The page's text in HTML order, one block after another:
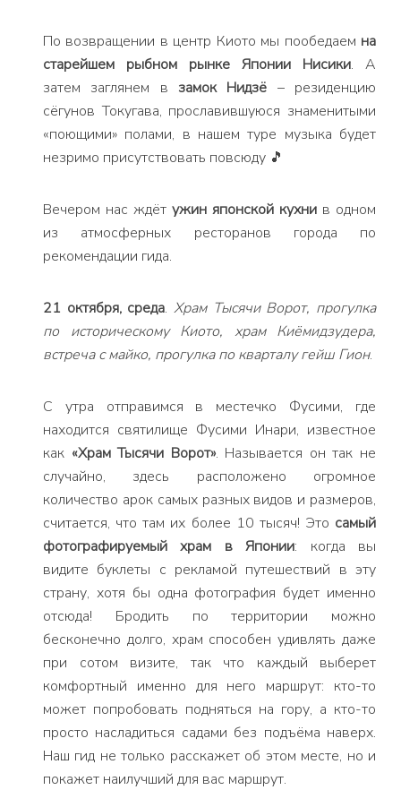
По возвращении в центр Киото мы пообедаем на
старейшем рыбном рынке Японии Нисики. А
затем заглянем в замок Нидзё – резиденцию
сёгунов Токугава, прославившуюся знаменитыми
«поющими» полами, в нашем туре музыка будет
незримо присутствовать повсюду 🎵
Вечером нас ждёт ужин японской кухни в одном
из атмосферных ресторанов города по
рекомендации гида.
21 октября, среда.Храм Тысячи Ворот, прогулка
по историческому Киото, храм Киёмидзудера,
встреча с майко, прогулка по кварталу гейш Гион.
С утра отправимся в местечко Фусими, где
находится святилище Фусими Инари, известное
как «Храм Тысячи Ворот». Называется он так не
случайно, здесь расположено огромное
количество арок самых разных видов и размеров,
считается, что там их более 10 тысяч! Это самый
фотографируемый храм в Японии: когда вы
видите буклеты с рекламой путешествий в эту
страну, хотя бы одна фотография будет именно
отсюда! Бродить по территории можно
бесконечно долго, храм способен удивлять даже
при сотом визите, так что каждый выберет
комфортный именно для него маршрут: кто-то
может попробовать подняться на гору, а кто-то
просто насладиться садами без подъёма наверх.
Наш гид не только расскажет об этом месте, но и
покажет наилучший для вас маршрут.